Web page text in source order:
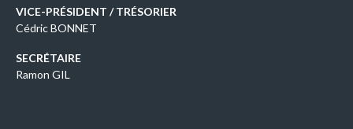
VICE-PRÉSIDENT / TRÉSORIER
Cédric BONNET
SECRÉTAIRE
Ramon GIL